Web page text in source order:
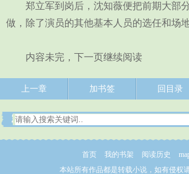
郑立军到岗后，沈知薇便把前期大部
做，除了演员的其他基本人员的选任和场
内容未完，下一页继续阅读
上一章 加书签 回目录
首页 我的书架 阅读历史
本站所有作品都是转载小说，如有侵权